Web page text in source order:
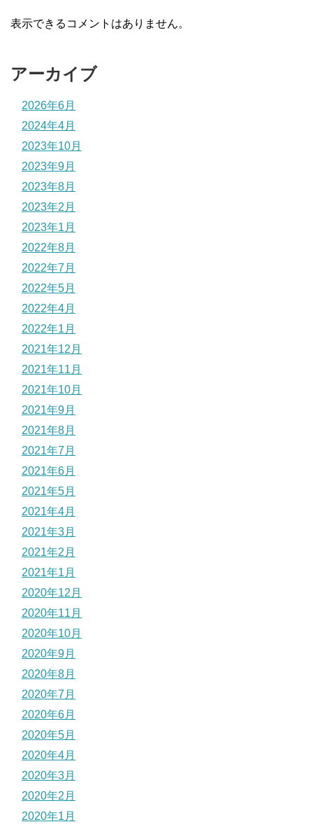
表示できるコメントはありません。
アーカイブ
2026年6月
2024年4月
2023年10月
2023年9月
2023年8月
2023年2月
2023年1月
2022年8月
2022年7月
2022年5月
2022年4月
2022年1月
2021年12月
2021年11月
2021年10月
2021年9月
2021年8月
2021年7月
2021年6月
2021年5月
2021年4月
2021年3月
2021年2月
2021年1月
2020年12月
2020年11月
2020年10月
2020年9月
2020年8月
2020年7月
2020年6月
2020年5月
2020年4月
2020年3月
2020年2月
2020年1月